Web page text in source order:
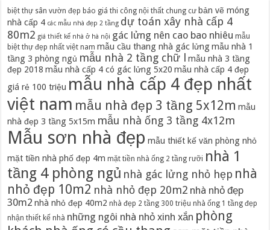
biệt thự sân vườn đẹp báo giá thi công nội thất chung cư bản vẽ móng
nhà cấp 4 các mẫu nhà đẹp 2 tầng dự toán xây nhà cấp 4
80m2 giá thiết kế nhà ở hà nội gác lửng nên cao bao nhiêu mẫu
biệt thự đẹp nhất việt nam mẫu cầu thang nhà gác lửng mẫu nhà 1
tầng 3 phòng ngủ mẫu nhà 2 tầng chữ l
mẫu nhà 3 tầng
đẹp 2018 mẫu nhà cấp 4 có gác lửng 5x20 mẫu nhà cấp 4 đẹp
giá rẻ 100 triệu mẫu nhà cấp 4 đẹp nhất
việt nam mẫu nhà đẹp 3 tầng 5x12m mẫu
nhà đẹp 3 tầng 5x15m mẫu nhà ống 3 tầng 4x12m
Mẫu sơn nhà đẹp mẫu thiết kế văn phòng nhỏ
mặt tiền nhà phố đẹp 4m mặt tiền nhà ống 2 tầng rưỡi nhà 1
tầng 4 phòng ngủ nhà gác lửng nhỏ hẹp nhà
nhỏ đẹp 10m2 nhà nhỏ đẹp 20m2 nhà nhỏ đẹp
30m2 nhà nhỏ đẹp 40m2 nhà đẹp 2 tầng 300 triệu nhà ống 1 tầng đẹp
nhận thiết kế nhà những ngôi nhà nhỏ xinh xắn phòng